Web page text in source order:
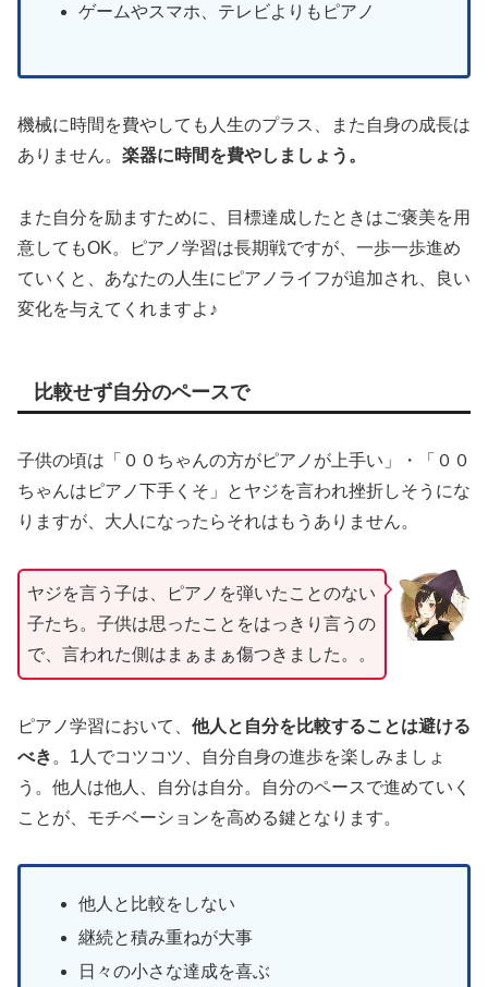
ゲームやスマホ、テレビよりもピアノ
機械に時間を費やしても人生のプラス、また自身の成長は
ありません。 楽器に時間を費やしましょう。
また自分を励ますために、目標達成したときはご褒美を用
意してもOK。ピアノ学習は長期戦ですが、一歩一歩進め
ていくと、あなたの人生にピアノライフが追加され、良い
変化を与えてくれますよ♪
比較せず自分のペースで
子供の頃は「００ちゃんの方がピアノが上手い」・「００
ちゃんはピアノ下手くそ」とヤジを言われ挫折しそうにな
りますが、大人になったらそれはもうありません。
ヤジを言う子は、ピアノを弾いたことのない
子たち。子供は思ったことをはっきり言うの
で、言われた側はまぁまぁ傷つきました。。
ピアノ学習において、 他人と自分を比較することは避ける
べき 。1人でコツコツ、自分自身の進歩を楽しみましょ
う。他人は他人、自分は自分。自分のペースで進めていく
ことが、モチベーションを高める鍵となります。
他人と比較をしない
継続と積み重ねが大事
日々の小さな達成を喜ぶ